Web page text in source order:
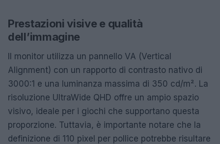
Prestazioni visive e qualità
dell’immagine
Il monitor utilizza un pannello VA (Vertical
Alignment) con un rapporto di contrasto nativo di
3000:1 e una luminanza massima di 350 cd/m². La
risoluzione UltraWide QHD offre un ampio spazio
visivo, ideale per i giochi che supportano questa
proporzione. Tuttavia, è importante notare che la
definizione di 110 pixel per pollice potrebbe risultare